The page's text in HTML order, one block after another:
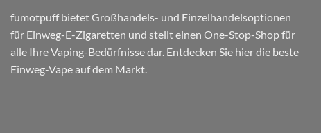
fumotpuff bietet Großhandels- und Einzelhandelsoptionen
für Einweg-E-Zigaretten und stellt einen One-Stop-Shop für
alle Ihre Vaping-Bedürfnisse dar. Entdecken Sie hier die beste
Einweg-Vape auf dem Markt.